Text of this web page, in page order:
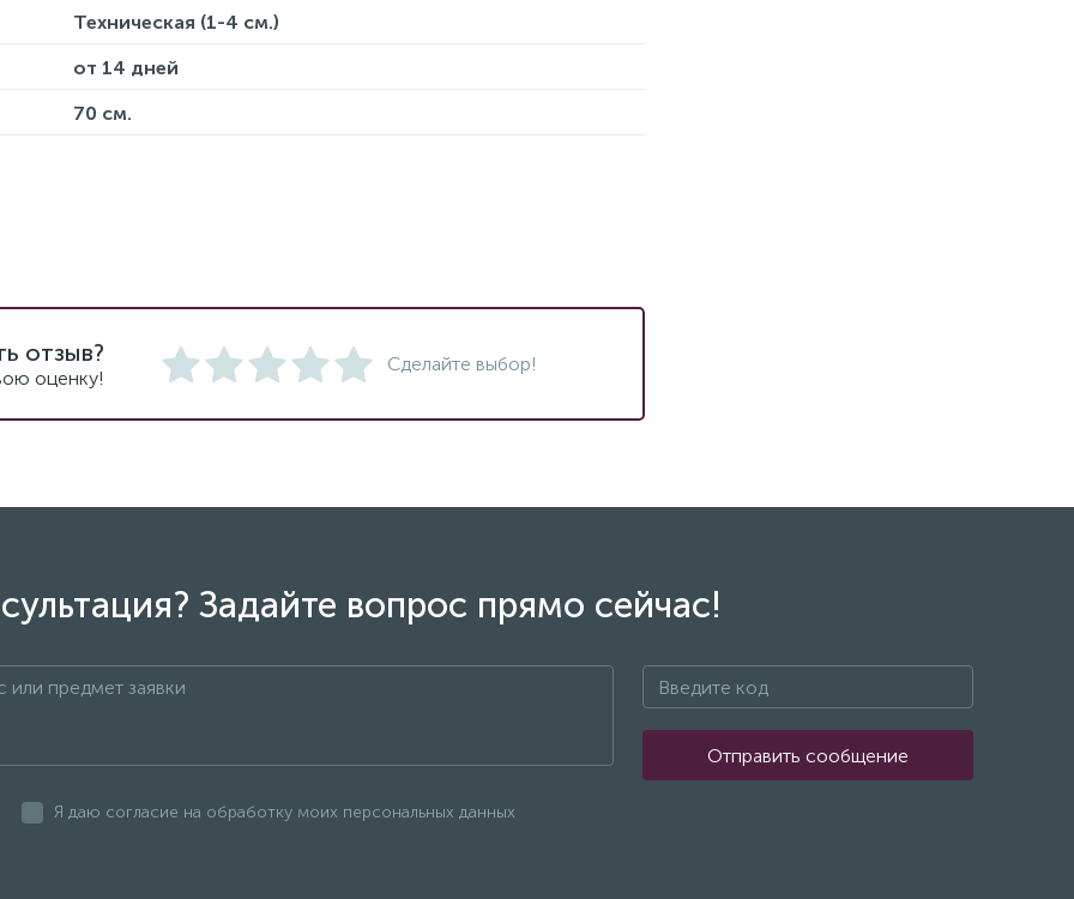
Техническая (1-4 см.)
от 14 дней
70 см.
отзыв?
оценку!
Сделайте выбор!
Задайте вопрос прямо сейчас!
Отправить сообщение
Я даю согласие на обработку моих персональных данных